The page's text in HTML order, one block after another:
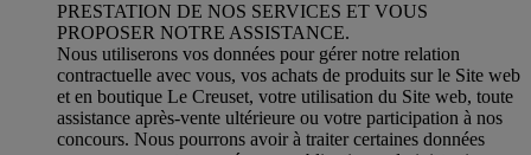
PRESTATION DE NOS SERVICES ET VOUS
PROPOSER NOTRE ASSISTANCE.
Nous utiliserons vos données pour gérer notre relation
contractuelle avec vous, vos achats de produits sur le Site web
et en boutique Le Creuset, votre utilisation du Site web, toute
assistance après-vente ultérieure ou votre participation à nos
concours. Nous pourrons avoir à traiter certaines données